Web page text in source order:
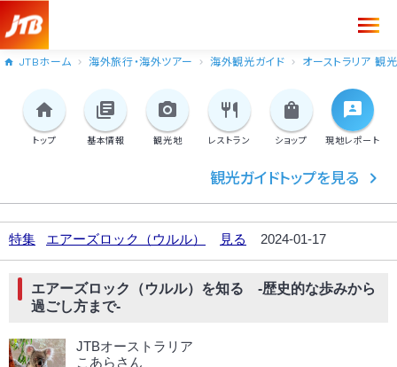
JTBホーム 海外旅行・海外ツアー 海外観光ガイド オーストラリア 観光
トップ 基本情報 観光地 レストラン ショップ 現地レポート
観光ガイドトップを見る
特集 エアーズロック（ウルル） 見る 2024-01-17
エアーズロック（ウルル）を知る -歴史的な歩みから
過ごし方まで-
JTBオーストラリア
こあらさん